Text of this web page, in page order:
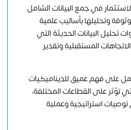
في جمع البيانات الشامل
وتحليلها بأساليب علمية
تحليل البيانات الحديثة التي
المستقبلية وتقدير
على فهم عميق للديناميكيات
تؤثر على القطاعات المختلفة،
استراتيجية وعملية